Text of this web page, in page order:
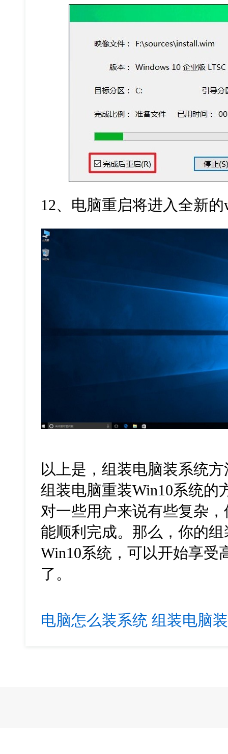
12、电脑重启将进入全新的
以上是，组装电脑装系统
组装电脑重装Win10系统的
对一些用户来说有些复杂
能顺利完成。那么，你的
Win10系统，可以开始享受
了。
电脑怎么装系统 组装电脑